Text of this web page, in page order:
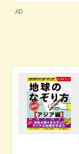
AD